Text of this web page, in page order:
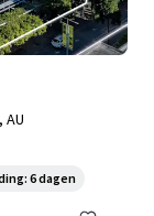
AU
6 dagen